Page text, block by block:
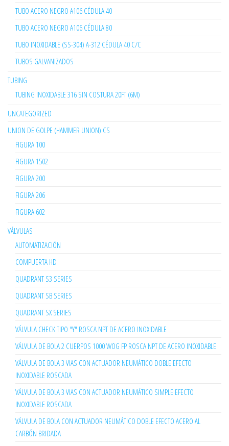
TUBO ACERO NEGRO A106 CÉDULA 40
TUBO ACERO NEGRO A106 CÉDULA 80
TUBO INOXIDABLE (SS-304) A-312 CÉDULA 40 C/C
TUBOS GALVANIZADOS
TUBING
TUBING INOXIDABLE 316 SIN COSTURA 20FT (6M)
UNCATEGORIZED
UNION DE GOLPE (HAMMER UNION) CS
FIGURA 100
FIGURA 1502
FIGURA 200
FIGURA 206
FIGURA 602
VÁLVULAS
AUTOMATIZACIÓN
COMPUERTA HD
QUADRANT S3 SERIES
QUADRANT SB SERIES
QUADRANT SX SERIES
VÁLVULA CHECK TIPO "Y" ROSCA NPT DE ACERO INOXIDABLE
VÁLVULA DE BOLA 2 CUERPOS 1000 WOG FP ROSCA NPT DE ACERO INOXIDABLE
VÁLVULA DE BOLA 3 VIAS CON ACTUADOR NEUMÁTICO DOBLE EFECTO
INOXIDABLE ROSCADA
VÁLVULA DE BOLA 3 VIAS CON ACTUADOR NEUMÁTICO SIMPLE EFECTO
INOXIDABLE ROSCADA
VÁLVULA DE BOLA CON ACTUADOR NEUMÁTICO DOBLE EFECTO ACERO AL
CARBÓN BRIDADA